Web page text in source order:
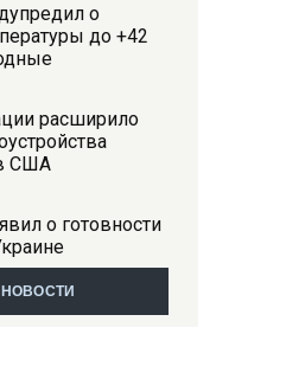
о
до +42
расширило
США
о готовности